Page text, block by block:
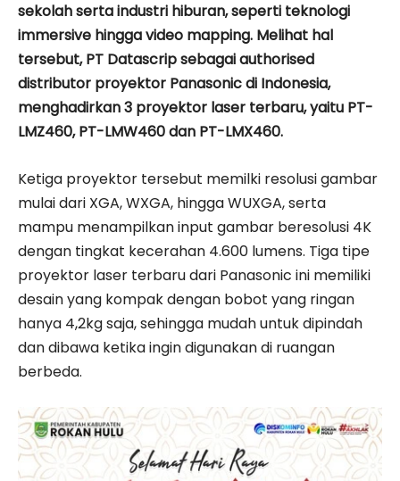
sekolah serta industri hiburan, seperti teknologi
immersive hingga video mapping. Melihat hal
tersebut, PT Datascrip sebagai authorised
distributor proyektor Panasonic di Indonesia,
menghadirkan 3 proyektor laser terbaru, yaitu PT-
LMZ460, PT-LMW460 dan PT-LMX460.
Ketiga proyektor tersebut memilki resolusi gambar
mulai dari XGA, WXGA, hingga WUXGA, serta
mampu menampilkan input gambar beresolusi 4K
dengan tingkat kecerahan 4.600 lumens. Tiga tipe
proyektor laser terbaru dari Panasonic ini memiliki
desain yang kompak dengan bobot yang ringan
hanya 4,2kg saja, sehingga mudah untuk dipindah
dan dibawa ketika ingin digunakan di ruangan
berbeda.